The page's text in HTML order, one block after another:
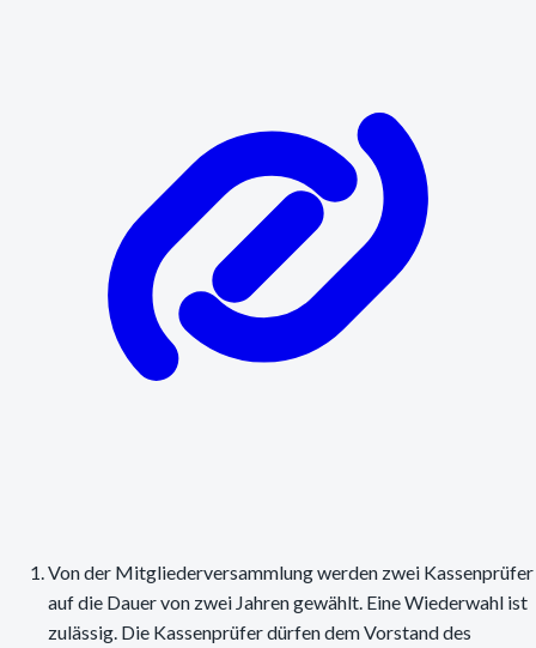
Von der Mitgliederversammlung werden zwei Kassenprüfer
auf die Dauer von zwei Jahren gewählt. Eine Wiederwahl ist
zulässig. Die Kassenprüfer dürfen dem Vorstand des